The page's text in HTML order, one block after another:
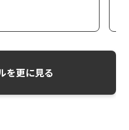
を更に見る